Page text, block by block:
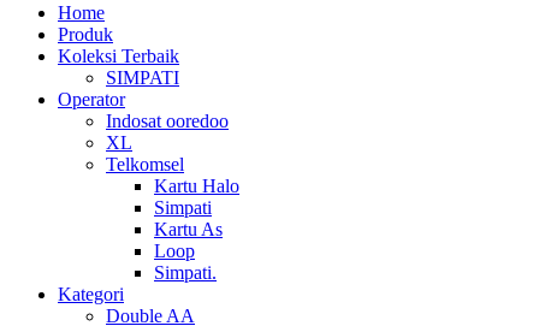
Home
Produk
Koleksi Terbaik
SIMPATI
Operator
Indosat ooredoo
XL
Telkomsel
Kartu Halo
Simpati
Kartu As
Loop
Simpati.
Kategori
Double AA